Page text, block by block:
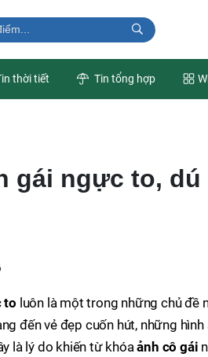
thời tiết Tin tổng hợp
gái ngực to,
to luôn là một trong những chủ đề
đến vẻ đẹp cuốn hút, những
là lý do khiến từ khóaảnh cô gái